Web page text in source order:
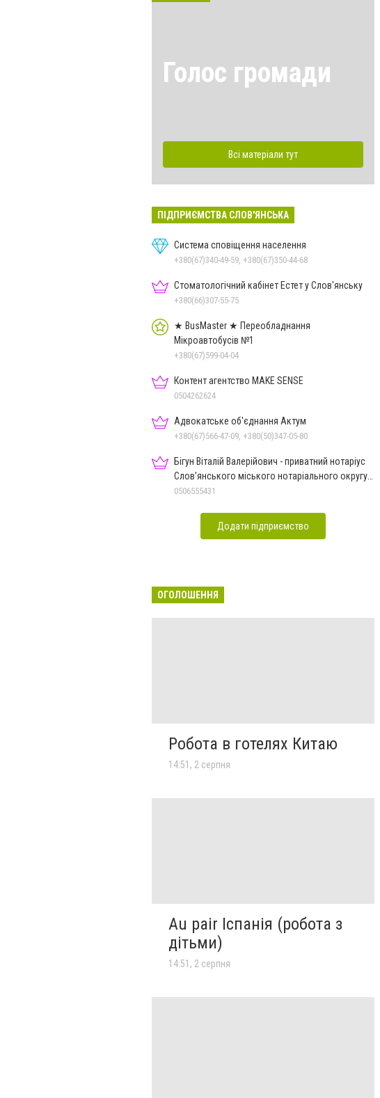
Голос громади
Всі матеріали тут
ПІДПРИЄМСТВА СЛОВ'ЯНСЬКА
Система сповіщення населення
+380(67)340-49-59, +380(67)350-44-68
Стоматологічний кабінет Естет у Слов'янську
+380(66)307-55-75
★ BusMaster ★ Переобладнання
Мікроавтобусів №1
+380(67)599-04-04
Контент агентство MAKE SENSE
0504262624
Адвокатське об'єднання Актум
+380(67)566-47-09, +380(50)347-05-80
Бігун Віталій Валерійович - приватний нотаріус
Слов'янського міського нотаріального округу
Дон.обл.
0506555431
Додати підприємство
ОГОЛОШЕННЯ
Робота в готелях Китаю
14:51, 2 серпня
Au pair Іспанія (робота з
дітьми)
14:51, 2 серпня